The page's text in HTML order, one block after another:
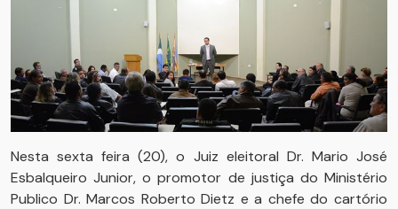
Nesta sexta feira (20), o Juiz eleitoral Dr. Mario José
Esbalqueiro Junior, o promotor de justiça do Ministério
Publico Dr. Marcos Roberto Dietz e a chefe do cartório